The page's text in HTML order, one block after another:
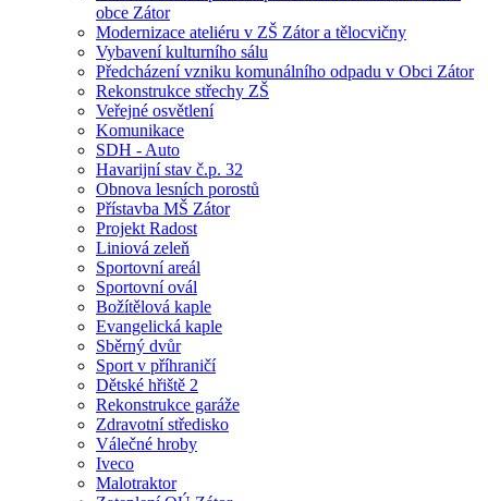
obce Zátor
Modernizace ateliéru v ZŠ Zátor a tělocvičny
Vybavení kulturního sálu
Předcházení vzniku komunálního odpadu v Obci Zátor
Rekonstrukce střechy ZŠ
Veřejné osvětlení
Komunikace
SDH - Auto
Havarijní stav č.p. 32
Obnova lesních porostů
Přístavba MŠ Zátor
Projekt Radost
Liniová zeleň
Sportovní areál
Sportovní ovál
Božítělová kaple
Evangelická kaple
Sběrný dvůr
Sport v příhraničí
Dětské hřiště 2
Rekonstrukce garáže
Zdravotní středisko
Válečné hroby
Iveco
Malotraktor